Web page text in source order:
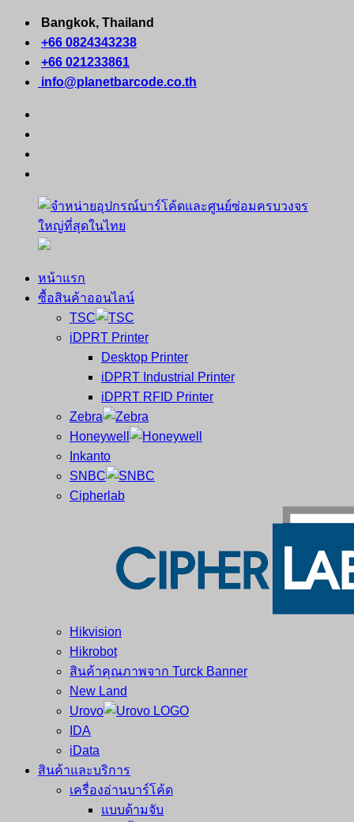
Skip
content
Bangkok, Thailand
+66 0824343238
+66 021233861
info@planetbarcode.co.th
จำหน่าย
คอมพิวเตอร์
หน้าแรก
ซื้อสินค้าออนไลน์
TSC
iDPRT Printer
Desktop Printer
iDPRT Industrial Printer
iDPRT RFID Printer
Zebra
Honeywell
Inkanto
SNBC
Cipherlab
Hikvision
Hikrobot
สินค้าคุณภาพจาก Turck Banner
New Land
Urovo
IDA
iData
สินค้าและบริการ
เครื่องอ่านบาร์โค้ด
แบบด้ามจับ